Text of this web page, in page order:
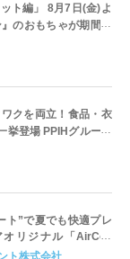
ト編」 8月7日(金)よ
のおもちゃが期間限
クを両立！食品・衣
挙登場 PPIHグループ
り順次スタート
ト”で夏でも快適プレ
ジナル「AirCon
| ＰＧＭ
ト株式会社